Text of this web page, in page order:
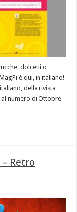
dolcetti o
è qui, in italiano!
della rivista
al numero di Ottobre
Retro